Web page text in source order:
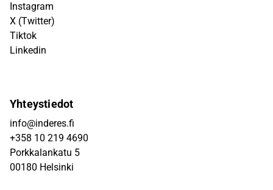
Instagram
X (Twitter)
Tiktok
Linkedin
Yhteystiedot
info@inderes.fi
+358 10 219 4690
Porkkalankatu 5
00180 Helsinki